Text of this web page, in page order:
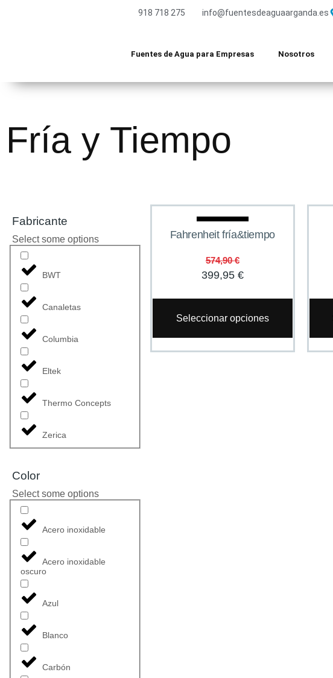
918 718 275 info@fuentesdeaguaarganda.es
Fuentes de Agua para Empresas Nosotros
Fría y Tiempo
Fabricante
Select some options
BWT
Canaletas
Columbia
Eltek
Thermo Concepts
Zerica
Color
Select some options
Acero inoxidable
Acero inoxidable
oscuro
Azul
Blanco
Carbón
Fahrenheit fría&tiempo
574,90€
399,95 €
Seleccionar opciones